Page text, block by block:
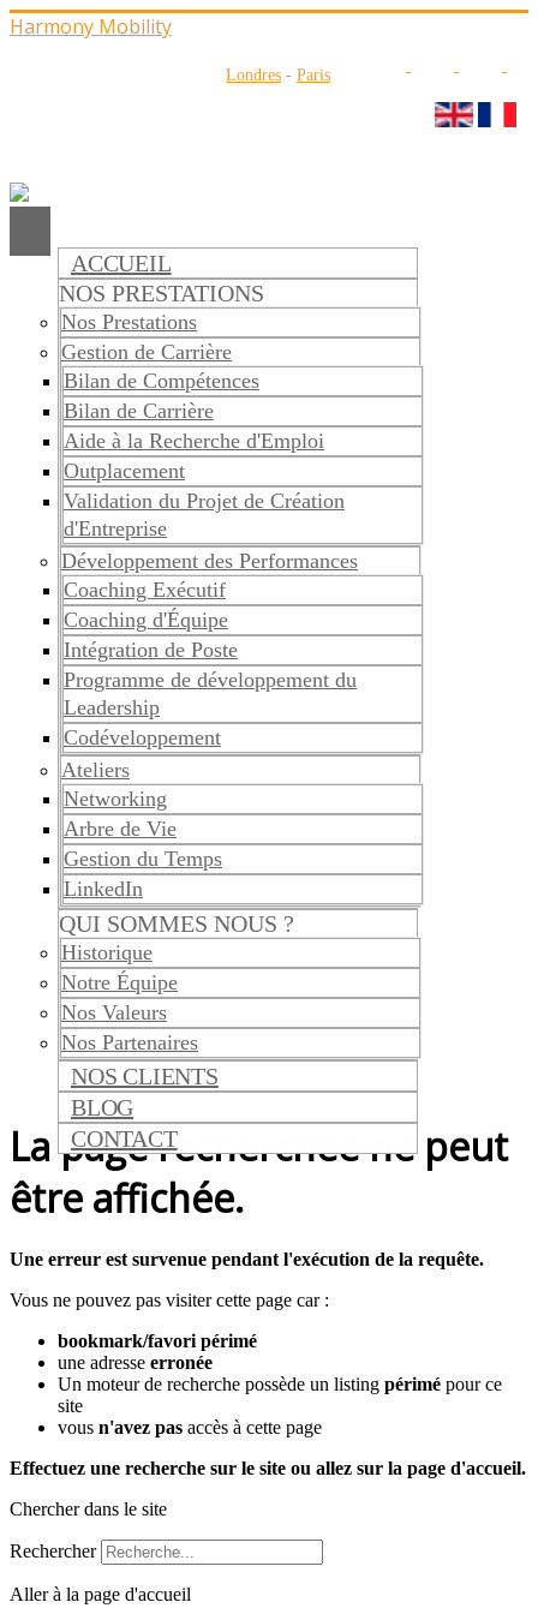
Harmony Mobility
Londres - Paris
ACCUEIL
NOS PRESTATIONS
Nos Prestations
Gestion de Carrière
Bilan de Compétences
Bilan de Carrière
Aide à la Recherche d'Emploi
Outplacement
Validation du Projet de Création
d'Entreprise
Développement des Performances
Coaching Exécutif
Coaching d'Équipe
Intégration de Poste
Programme de développement du
Leadership
Codéveloppement
Ateliers
Networking
Arbre de Vie
Gestion du Temps
LinkedIn
QUI SOMMES NOUS ?
Historique
Notre Équipe
Nos Valeurs
Nos Partenaires
NOS CLIENTS
BLOG
CONTACT
La page recherchée ne peut
être affichée.
Une erreur est survenue pendant l'exécution de la requête.
Vous ne pouvez pas visiter cette page car :
bookmark/favori périmé
une adresse erronée
Un moteur de recherche possède un listing périmé pour ce
site
vous n'avez pas accès à cette page
Effectuez une recherche sur le site ou allez sur la page d'accueil.
Chercher dans le site
Rechercher
Aller à la page d'accueil